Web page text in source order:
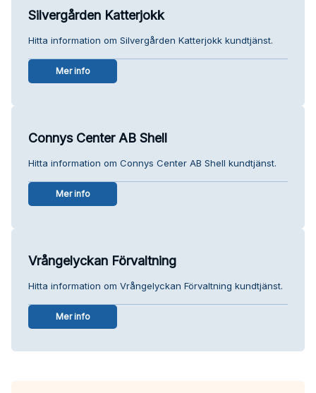
Silvergården Katterjokk
Hitta information om Silvergården Katterjokk kundtjänst.
Mer info
Connys Center AB Shell
Hitta information om Connys Center AB Shell kundtjänst.
Mer info
Vrångelyckan Förvaltning
Hitta information om Vrångelyckan Förvaltning kundtjänst.
Mer info